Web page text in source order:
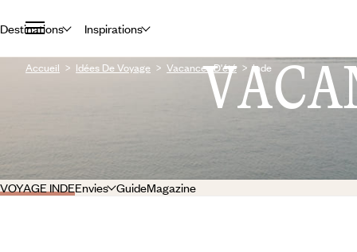
Destinations Inspirations
Accueil Idées De Voyage Vacances D'été Inde
VOYAGE INDEEnvies GuideMagazine